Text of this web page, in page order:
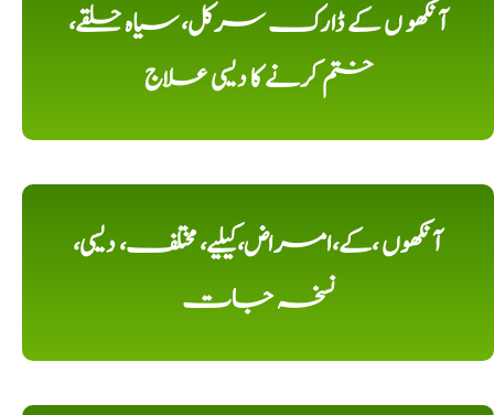
آنکھو ں کے ڈارک سرکل، سیاہ حلقے،
ختم کرنے کا دیسی علاج
آنکھوں ،کے،امراض،کیلیے، مختلف، دیسی،
نسخہ جات